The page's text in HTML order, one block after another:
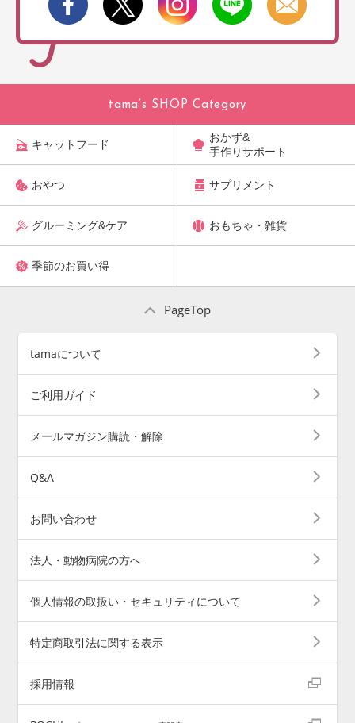
tama’s SHOP Category
キャットフード
おかず&
手作りサポート
おやつ サプリメント
グルーミング&ケア おもちゃ・雑貨
季節のお買い得
PageTop
tamaについて
ご利用ガイド
メールマガジン購読・解除
Q&A
お問い合わせ
法人・動物病院の方へ
個人情報の取扱い・セキュリティについて
特定商取引法に関する表示
採用情報